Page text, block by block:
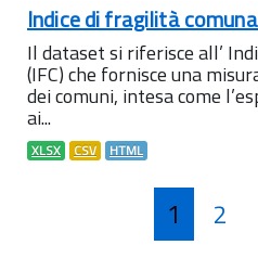
Indice di fragilità
Il dataset si riferisce all’
(IFC) che fornisce una
dei comuni, intesa come
ai...
XLSX CSV HTML
1 2